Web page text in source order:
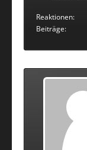
Reaktionen
Beiträge